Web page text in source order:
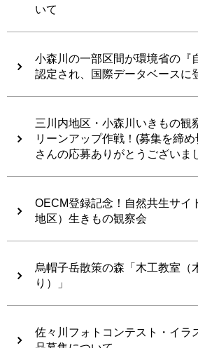
いて
小森川の一部区間が環境省の『
認定され、国際データベースに
三川内地区・小森川いきもの観
リーンアップ作戦！(募集を締め
さんの応募ありがとうございま
OECM登録記念！自然共生サイ
地区）生きもの観察会
烏帽子岳散策の森「木工教室（
り）」
佐々川フォトコンテスト・イラ